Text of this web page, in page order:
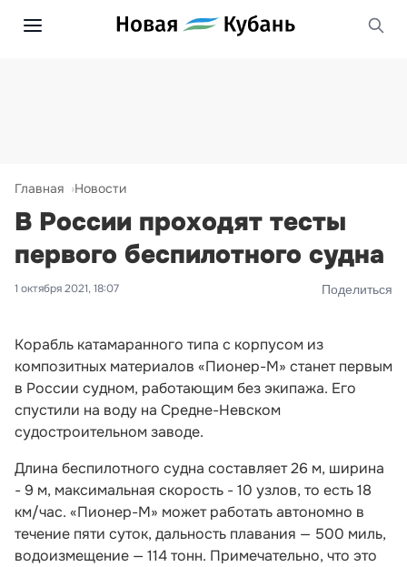
Главная Новости
В России проходят тесты
первого беспилотного судна
1 октября 2021, 18:07 Поделиться
Корабль катамаранного типа с корпусом из
композитных материалов «Пионер-М» станет первым
в России судном, работающим без экипажа. Его
спустили на воду на Средне-Невском
судостроительном заводе.
Длина беспилотного судна составляет 26 м, ширина
- 9 м, максимальная скорость - 10 узлов, то есть 18
км/час. «Пионер-М» может работать автономно в
течение пяти суток, дальность плавания — 500 миль,
водоизмещение — 114 тонн. Примечательно, что это